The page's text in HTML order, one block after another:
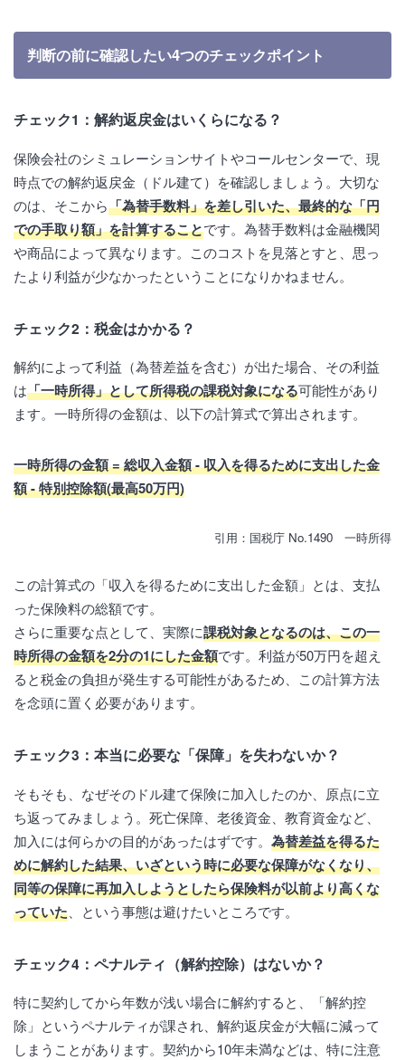
判断の前に確認したい4つのチェックポイント
チェック1：解約返戻金はいくらになる？
保険会社のシミュレーションサイトやコールセンターで、現
時点での解約返戻金（ドル建て）を確認しましょう。大切な
のは、そこから「為替手数料」を差し引いた、最終的な「円
での手取り額」を計算することです。為替手数料は金融機関
や商品によって異なります。このコストを見落とすと、思っ
たより利益が少なかったということになりかねません。
チェック2：税金はかかる？
解約によって利益（為替差益を含む）が出た場合、その利益
は「一時所得」として所得税の課税対象になる可能性があり
ます。一時所得の金額は、以下の計算式で算出されます。
一時所得の金額 = 総収入金額 - 収入を得るために支出した金
額 - 特別控除額(最高50万円)
引用：国税庁 No.1490 一時所得
この計算式の「収入を得るために支出した金額」とは、支払
った保険料の総額です。
さらに重要な点として、実際に課税対象となるのは、この一
時所得の金額を2分の1にした金額です。利益が50万円を超え
ると税金の負担が発生する可能性があるため、この計算方法
を念頭に置く必要があります。
チェック3：本当に必要な「保障」を失わないか？
そもそも、なぜそのドル建て保険に加入したのか、原点に立
ち返ってみましょう。死亡保障、老後資金、教育資金など、
加入には何らかの目的があったはずです。 為替差益を得るた
めに解約した結果、いざという時に必要な保障がなくなり、
同等の保障に再加入しようとしたら保険料が以前より高くな
っていた、という事態は避けたいところです。
チェック4：ペナルティ（解約控除）はないか？
特に契約してから年数が浅い場合に解約すると、「解約控
除」というペナルティが課され、解約返戻金が大幅に減って
しまうことがあります。契約から10年未満などは、特に注意